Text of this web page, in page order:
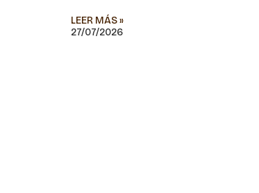
LEER MÁS »
27/07/2026